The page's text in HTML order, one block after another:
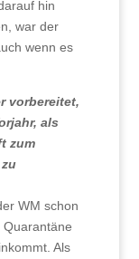
hin
war der
wenn es
vorbereitet,
als
zum
WM schon
Quarantäne
Als